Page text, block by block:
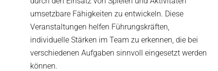
umsetzbare Fähigkeiten zu entwickeln. Diese
Veranstaltungen helfen Führungskräften,
individuelle Stärken im Team zu erkennen, die bei
verschiedenen Aufgaben sinnvoll eingesetzt werden
können.